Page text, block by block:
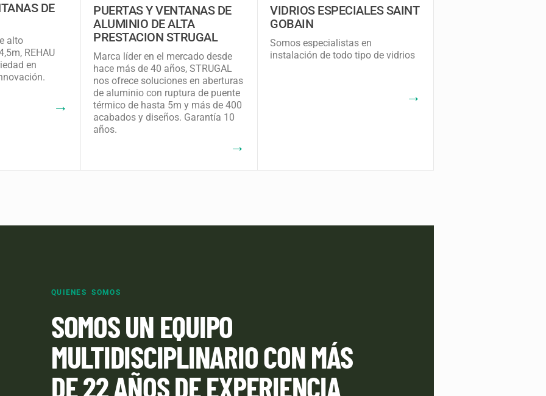
DE
alto
REHAU
en
→
PUERTAS Y VENTANAS DE
ALUMINIO DE ALTA
PRESTACION STRUGAL
Marca líder en el mercado desde
hace más de 40 años, STRUGAL
nos ofrece soluciones en aberturas
de aluminio con ruptura de puente
térmico de hasta 5m y más de 400
acabados y diseños. Garantía 10
años.
→
VIDRIOS ESPECIALES SAINT
GOBAIN
Somos especialistas en
instalación de todo tipo de vidrios
→
QUIENES SOMOS
SOMOS UN EQUIPO
MULTIDISCIPLINARIO CON MÁS
DE 22 AÑOS DE EXPERIENCIA